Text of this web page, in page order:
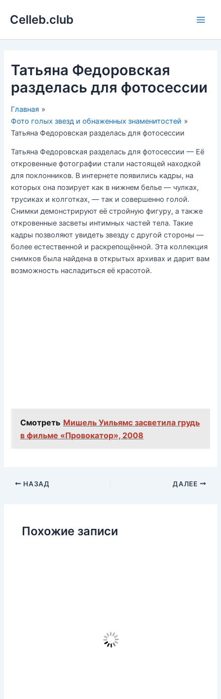
Celleb.club
Татьяна Федоровская
разделась для фотосессии
Главная
Фото голых звезд и обнаженных знаменитостей
Татьяна Федоровская разделась для фотосессии
Татьяна Федоровская разделась для фотосессии — Её
откровенные фотографии стали настоящей находкой
для поклонников. В интернете появились кадры, на
которых она позирует как в нижнем белье — чулках,
трусиках и колготках, — так и совершенно голой.
Снимки демонстрируют её стройную фигуру, а также
откровенные засветы интимных частей тела. Такие
кадры позволяют увидеть звезду с другой стороны —
более естественной и раскрепощённой. Эта коллекция
снимков была найдена в открытых архивах и дарит вам
возможность насладиться её красотой.
Смотреть Мишель Уильямс засветила грудь
в фильме «Провокатор», 2008
НАЗАД ДАЛЕЕ
Похожие записи